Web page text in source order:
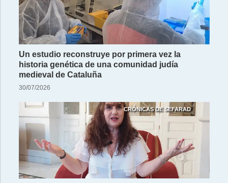
Un estudio reconstruye por primera vez la
historia genética de una comunidad judía
medieval de Cataluña
30/07/2026
CRÓNICAS DE SEFARAD